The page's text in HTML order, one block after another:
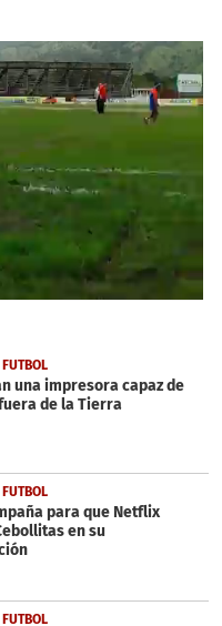
una impresora capaz de
de la Tierra
para que Netflix
en su